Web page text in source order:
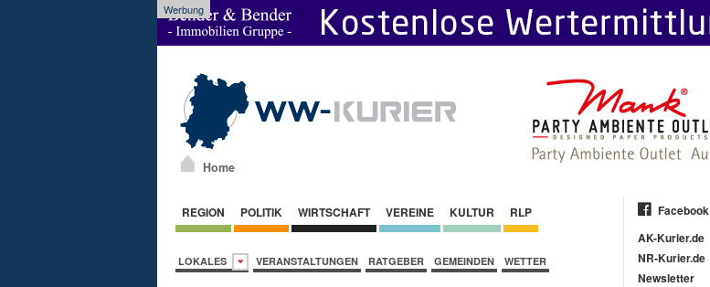
Werbung
Home
REGION POLITIK WIRTSCHAFT VEREINE KULTUR RLP
LOKALES VERANSTALTUNGEN RATGEBER GEMEINDEN WETTER
Facebook
AK-Kurier.de
NR-Kurier.de
Newsletter